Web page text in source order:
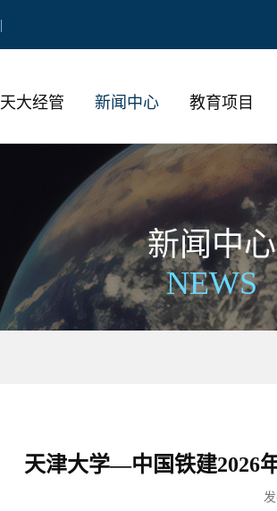
天大经管 新闻中心 教育项目
新闻中心
NEWS
天津大学—中国铁建2026